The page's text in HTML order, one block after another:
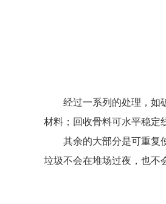
经过一系列的处理，如
材料；回收骨料可水平稳定
其余的大部分是可重复
垃圾不会在堆场过夜，也不